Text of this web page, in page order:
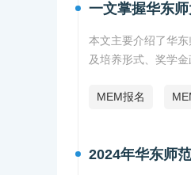
一文掌握华东
本文主要介绍了华
及培养形式、奖学
MEM报名
2024年华东师